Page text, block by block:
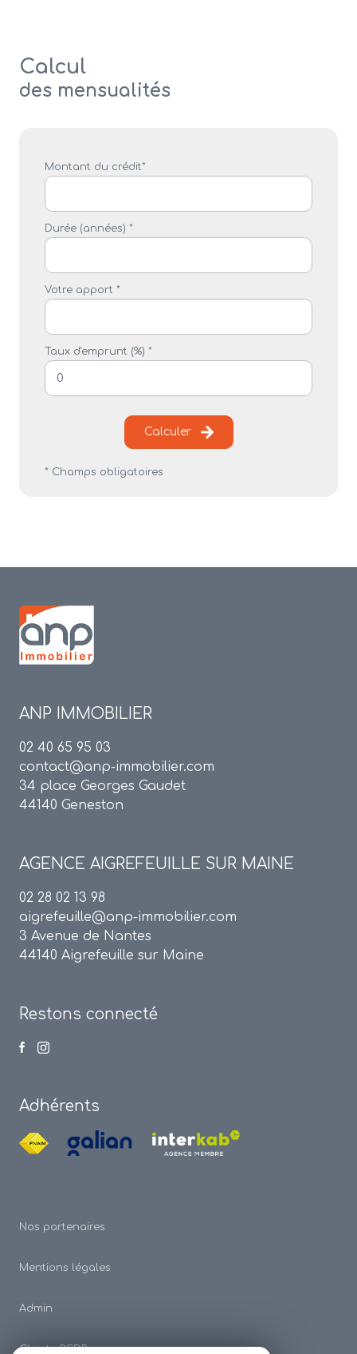
Calcul
des mensualités
Montant du crédit*
Durée (années) *
Votre apport *
Taux d'emprunt (%) *
Calculer
* Champs obligatoires
ANP IMMOBILIER
02 40 65 95 03
contact@anp-immobilier.com
34 place Georges Gaudet
44140 Geneston
AGENCE AIGREFEUILLE SUR MAINE
02 28 02 13 98
aigrefeuille@anp-immobilier.com
3 Avenue de Nantes
44140 Aigrefeuille sur Maine
Restons connecté
Adhérents
Nos partenaires
Mentions légales
Admin
Charte RGDP